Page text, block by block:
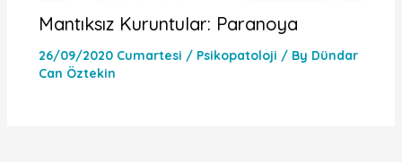
Mantıksız Kuruntular: Paranoya
26/09/2020 Cumartesi / Psikopatoloji / By Dündar
Can Öztekin